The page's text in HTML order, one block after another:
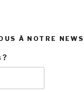
À NOTRE
?